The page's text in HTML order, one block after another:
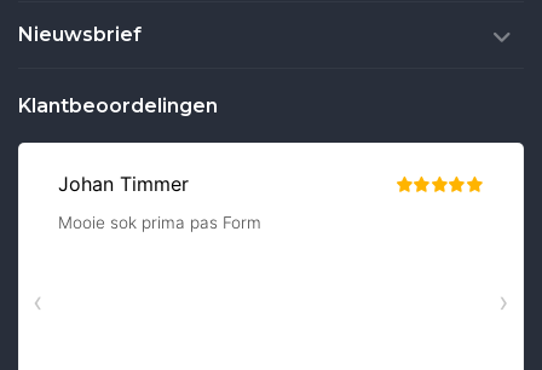
Nieuwsbrief
Klantbeoordelingen